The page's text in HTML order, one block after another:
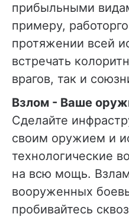
прибыльными
примеру,
протяжении всей
встречать
врагов, так и
Взлом - Ваше
Сделайте
своим оружием и
технологические
на всю мощь.
вооруженных
пробивайтесь